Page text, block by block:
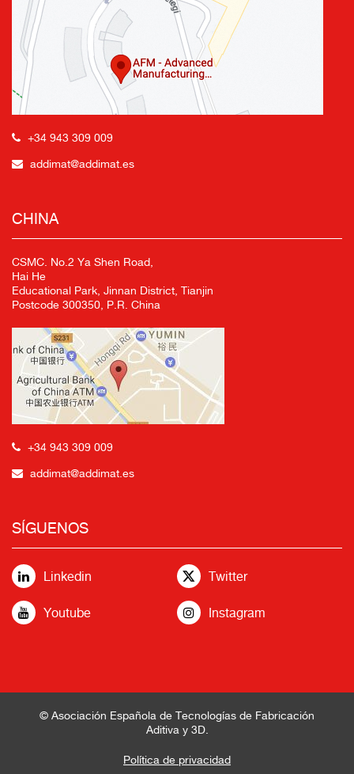
+34 943 309 009
addimat@addimat.es
CHINA
CSMC. No.2 Ya Shen Road,
Hai He
Educational Park, Jinnan District, Tianjin
Postcode 300350, P.R. China
+34 943 309 009
addimat@addimat.es
SÍGUENOS
Linkedin Twitter
Youtube Instagram
© Asociación Española de Tecnologías de Fabricación
Aditiva y 3D.
Política de privacidad